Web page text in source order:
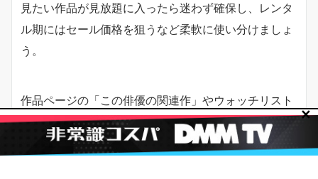
見たい作品が見放題に入ったら迷わず確保し、レンタ
ル期にはセール価格を狙うなど柔軟に使い分けましょ
う。
作品ページの「この俳優の関連作」やウォッチリスト
機能を活用すると、配信切替の通知や再開に素早く対
応できます。
✕